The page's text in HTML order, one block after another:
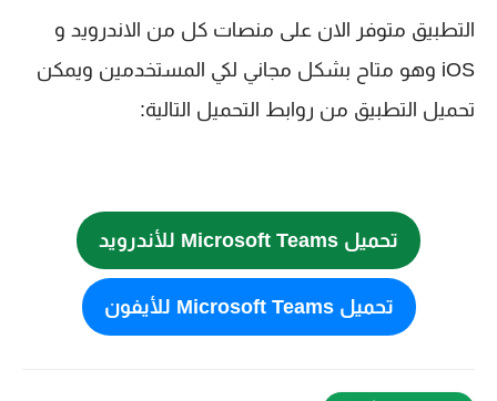
التطبيق متوفر الان على منصات كل من الاندرويد و
iOS وهو متاح بشكل مجاني لكي المستخدمين ويمكن
تحميل التطبيق من روابط التحميل التالية:
تحميل Microsoft Teams للأندرويد
تحميل Microsoft Teams للأيفون